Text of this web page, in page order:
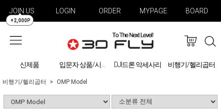
JOIN US
+2,000P
LOGIN ORDER MYPAGE BOARD
신제품 입문자 상품/시물레이션 DJI드론 악세사리 비행기/헬리곱터
비행기/헬리곱터 OMP Model